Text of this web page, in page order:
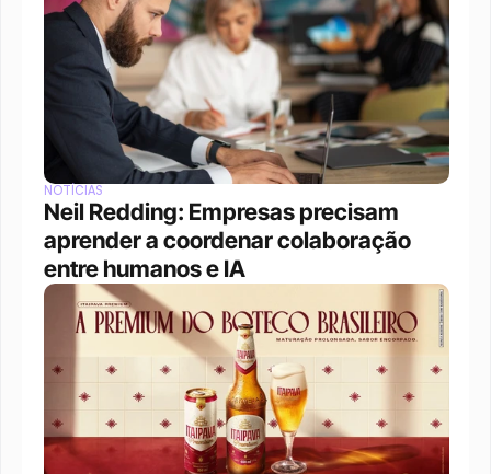
NOTÍCIAS
Neil Redding: Empresas precisam
aprender a coordenar colaboração
entre humanos e IA